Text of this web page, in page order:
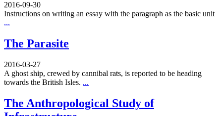
2016-09-30
Instructions on writing an essay with the paragraph as the basic unit
...
The Parasite
2016-03-27
A ghost ship, crewed by cannibal rats, is reported to be heading
towards the British Isles. ...
The Anthropological Study of